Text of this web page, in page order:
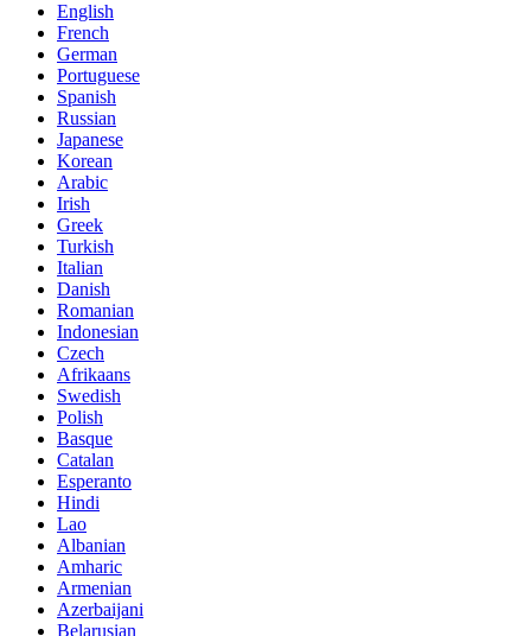
English
French
German
Portuguese
Spanish
Russian
Japanese
Korean
Arabic
Irish
Greek
Turkish
Italian
Danish
Romanian
Indonesian
Czech
Afrikaans
Swedish
Polish
Basque
Catalan
Esperanto
Hindi
Lao
Albanian
Amharic
Armenian
Azerbaijani
Belarusian